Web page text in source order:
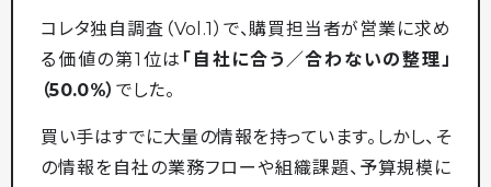
コレタ独自調査（Vol.1）で、購買担当者が営業に求め
る価値の第1位は 「自社に合う／合わないの整理」
（50.0%） でした。
買い手はすでに大量の情報を持っています。しかし、そ
の情報を自社の業務フローや組織課題、予算規模に